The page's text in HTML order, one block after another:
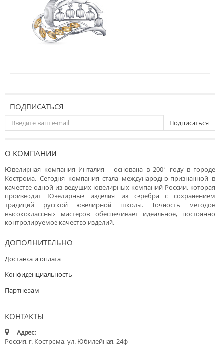
ПОДПИСАТЬСЯ
Подписаться
О КОМПАНИИ
Ювелирная компания Инталия – основана в 2001 году в городе
Кострома. Сегодня компания стала международно-признанной в
качестве одной из ведущих ювелирных компаний России, которая
производит Ювелирные изделия из серебра с сохранением
традиций русской ювелирной школы. Точность методов
высококлассных мастеров обеспечивает идеальное, постоянно
контролируемое качество изделий.
ДОПОЛНИТЕЛЬНО
Доставка и оплата
Конфиденциальность
Партнерам
КОНТАКТЫ
Адрес:
Россия, г. Кострома, ул. Юбилейная, 24ф